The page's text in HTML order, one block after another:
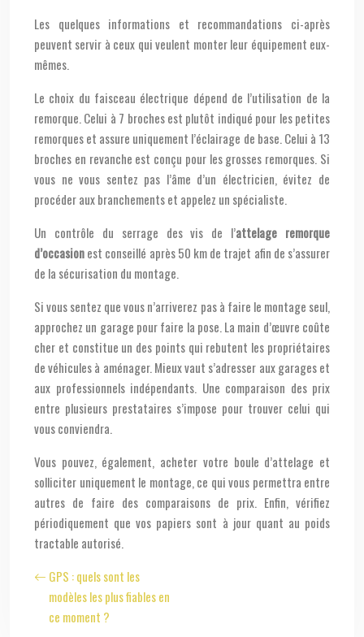
Les quelques informations et recommandations ci-après
peuvent servir à ceux qui veulent monter leur équipement eux-
mêmes.
Le choix du faisceau électrique dépend de l’utilisation de la
remorque. Celui à 7 broches est plutôt indiqué pour les petites
remorques et assure uniquement l’éclairage de base. Celui à 13
broches en revanche est conçu pour les grosses remorques. Si
vous ne vous sentez pas l’âme d’un électricien, évitez de
procéder aux branchements et appelez un spécialiste.
Un contrôle du serrage des vis de l’attelage remorque
d’occasionest conseillé après 50 km de trajet afin de s’assurer
de la sécurisation du montage.
Si vous sentez que vous n’arriverez pas à faire le montage seul,
approchez un garage pour faire la pose. La main d’œuvre coûte
cher et constitue un des points qui rebutent les propriétaires
de véhicules à aménager. Mieux vaut s’adresser aux garages et
aux professionnels indépendants. Une comparaison des prix
entre plusieurs prestataires s’impose pour trouver celui qui
vous conviendra.
Vous pouvez, également, acheter votre boule d’attelage et
solliciter uniquement le montage, ce qui vous permettra entre
autres de faire des comparaisons de prix. Enfin, vérifiez
périodiquement que vos papiers sont à jour quant au poids
tractable autorisé.
GPS : quels sont les
modèles les plus fiables en
ce moment ?